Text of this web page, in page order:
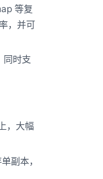
等复
，并可
时支
，大幅
副本，